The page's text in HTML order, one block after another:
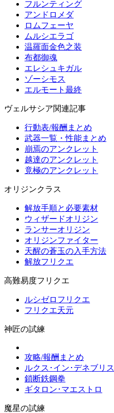
フルンティング
アンドロメダ
ロムフェーヤ
ムルシエラゴ
温羅面金色之装
布都御魂
エレシュキガル
ゾーシモス
エルモート最終
ヴェルサシア関連記事
行動表/報酬まとめ
武器一覧・性能まとめ
崩焉のアンクレット
越達のアンクレット
竟極のアンクレット
オリジンクラス
解放手順と必要素材
ウィザードオリジン
ランサーオリジン
オリジンファイター
天醒の蒼玉の入手方法
解放フリクエ
高難易度フリクエ
ルシゼロフリクエ
フリクエ天元
神匠の試練
攻略/報酬まとめ
ルクス･イン･デネブリス
鎖断鉄鋼拳
ギタロン･マエストロ
魔星の試練